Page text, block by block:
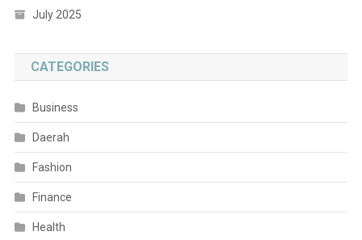
July 2025
CATEGORIES
Business
Daerah
Fashion
Finance
Health